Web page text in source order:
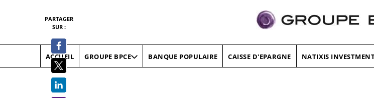
ACCUEIL GROUPE BPCE BANQUE POPULAIRE CAISSE D'EPARGNE NATIXIS
PARTAGER
SUR :